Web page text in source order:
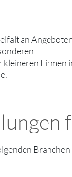
an
kleineren Firmen